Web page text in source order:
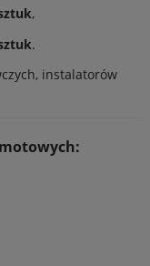
,
.
instalatorów